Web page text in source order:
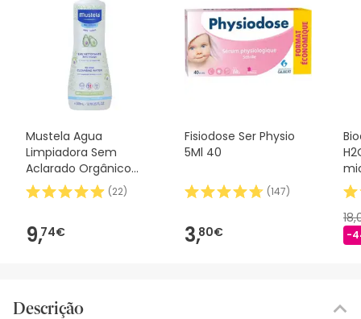
Mustela Agua
Limpiadora Sem
Aclarado Orgânico
500ml
(22)
9,74€
Fisiodose Ser Physio
5Ml 40
(147)
3,80€ -
Descrição